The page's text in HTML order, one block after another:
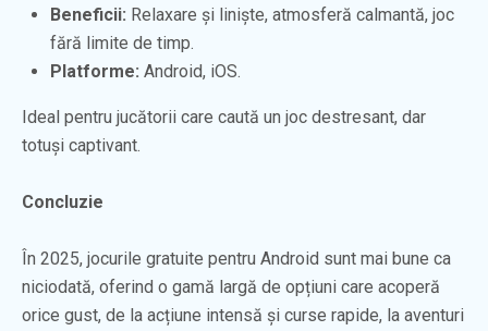
Beneficii: Relaxare și liniște, atmosferă calmantă, joc
fără limite de timp.
Platforme: Android, iOS.
Ideal pentru jucătorii care caută un joc destresant, dar
totuși captivant.
Concluzie
În 2025, jocurile gratuite pentru Android sunt mai bune ca
niciodată, oferind o gamă largă de opțiuni care acoperă
orice gust, de la acțiune intensă și curse rapide, la aventuri